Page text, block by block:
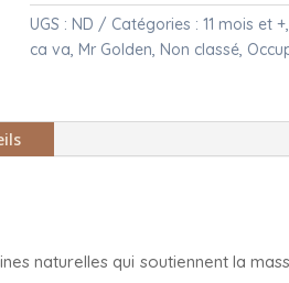
UGS : ND Catégories : 11 mois et +,
ca va, Mr Golden, Non classé,
naturelles qui soutiennent la